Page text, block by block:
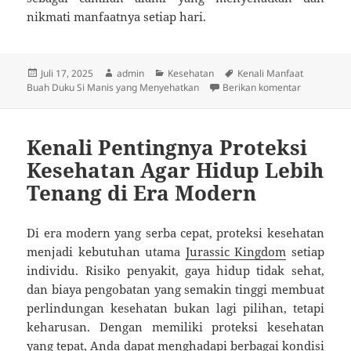
nikmati manfaatnya setiap hari.
Diposkan
pada
Juli 17, 2025 Penulis
admin Kategori
Kesehatan Tag
Kenali Manfaat
Buah Duku Si Manis yang Menyehatkan
Berikan komentaruntuk
Kenali Pentingnya Proteksi
Kesehatan Agar Hidup Lebih
Tenang di Era Modern
Di era modern yang serba cepat, proteksi kesehatan
menjadi kebutuhan utama Jurassic Kingdom setiap
individu. Risiko penyakit, gaya hidup tidak sehat,
dan biaya pengobatan yang semakin tinggi membuat
perlindungan kesehatan bukan lagi pilihan, tetapi
keharusan. Dengan memiliki proteksi kesehatan
yang tepat, Anda dapat menghadapi berbagai kondisi